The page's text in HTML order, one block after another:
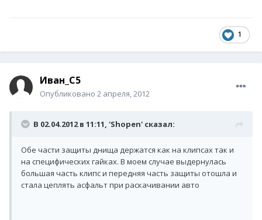
1
Иван_С5
Опубликовано 2 апреля, 2012
В 02.04.2012 в 11:11, 'Shopen' сказал:
Обе части защиты днища держатся как на клипсах так и
на специфических гайках. В моем случае выдернулась
большая часть клипс и передняя часть защиты отошла и
стала цеплять асфальт при раскачивании авто